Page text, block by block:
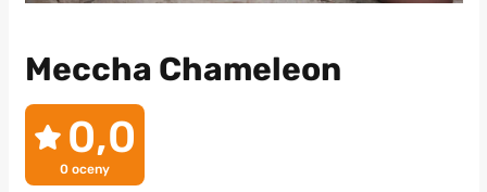
Meccha Chameleon
0,0
0oceny